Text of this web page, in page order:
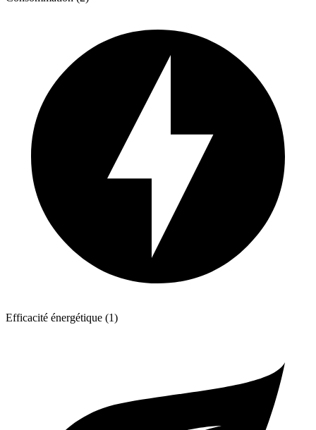
Efficacité énergétique (1)